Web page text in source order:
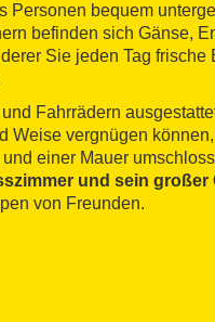
Personen bequem
befinden sich Gänse,
Sie jeden Tag frische
Fahrrädern
Weise vergnügen
einer Mauer
und sein großer
von Freunden.